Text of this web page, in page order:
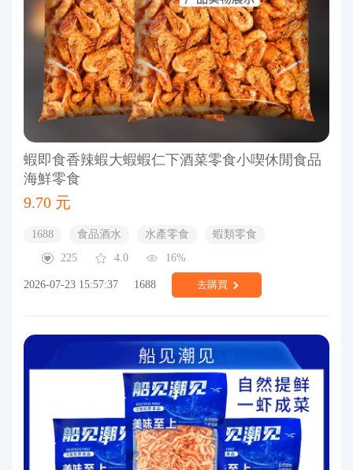
蝦即食香辣蝦大蝦蝦仁下酒菜零食小喫休閒食品
海鮮零食
9.70 元
1688 食品酒水 水產零食
蝦類零食
225
4.0 16%
2026-07-23 15:57:37 1688 去購買